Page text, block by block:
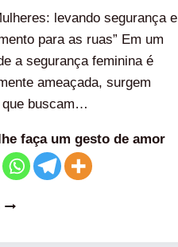
levando segurança e
para as ruas” Em um
a segurança feminina é
ameaçada, surgem
buscam…
faça um gesto de amor